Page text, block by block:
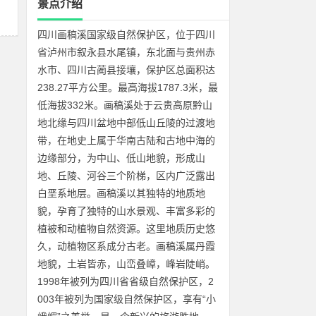
景点介绍
四川画稿溪国家级自然保护区，位于四川
省泸州市叙永县水尾镇，东北面与贵州赤
水市、四川古蔺县接壤，保护区总面积达
238.27平方公里。最高海拔1787.3米，最
低海拔332米。画稿溪处于云贵高原黔山
地北缘与四川盆地中部低山丘陵的过渡地
带，在地史上属于华南古陆和古地中海的
边缘部分，为中山、低山地貌，形成山
地、丘陵、河谷三个阶梯，区内广泛露出
白垩系地层。画稿溪以其独特的地质地
貌，孕育了独特的山水景观、丰富多彩的
植被和动植物自然资源。这里地质历史悠
久，动植物区系成分古老。画稿溪属丹霞
地貌，土岩皆赤，山峦叠嶂，峰岩陡峭。
1998年被列为四川省省级自然保护区，2
003年被列为国家级自然保护区，享有“小